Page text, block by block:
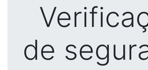
de